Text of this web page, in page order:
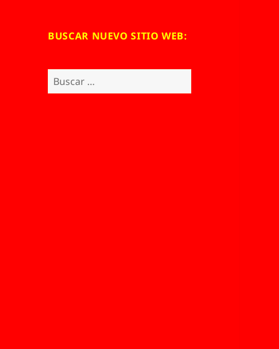
BUSCAR NUEVO SITIO WEB: